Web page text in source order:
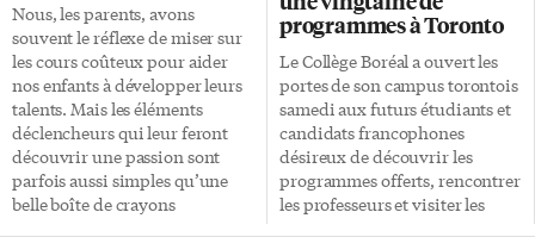
Nous, les parents, avons
souvent le réflexe de miser sur
les cours coûteux pour aider
nos enfants à développer leurs
talents. Mais les éléments
déclencheurs qui leur feront
découvrir une passion sont
parfois aussi simples qu’une
belle boîte de crayons
programmes à Toronto
Le Collège Boréal a ouvert les
portes de son campus torontois
samedi aux futurs étudiants et
candidats francophones
désireux de découvrir les
programmes offerts, rencontrer
les professeurs et visiter les